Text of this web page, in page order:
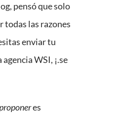
pensó que solo
todas las razones
enviar tu
WSI, ¡.se
es